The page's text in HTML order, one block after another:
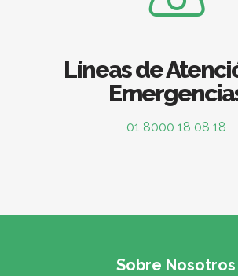
Líneas de
01 8000 18 08 18
Sobre Nosotros